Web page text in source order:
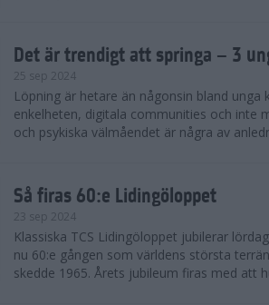
Det är trendigt att springa – 3
25 sep 2024
Löpning är hetare än någonsin bland unga
enkelheten, digitala communities och inte
och psykiska välmåendet är några av
Så firas 60:e Lidingöloppet
23 sep 2024
Klassiska TCS Lidingöloppet jubilerar
nu 60:e gången som världens största
skedde 1965. Årets jubileum firas med att